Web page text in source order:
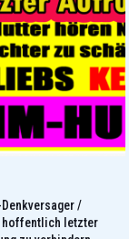
/
hoffentlich letzter